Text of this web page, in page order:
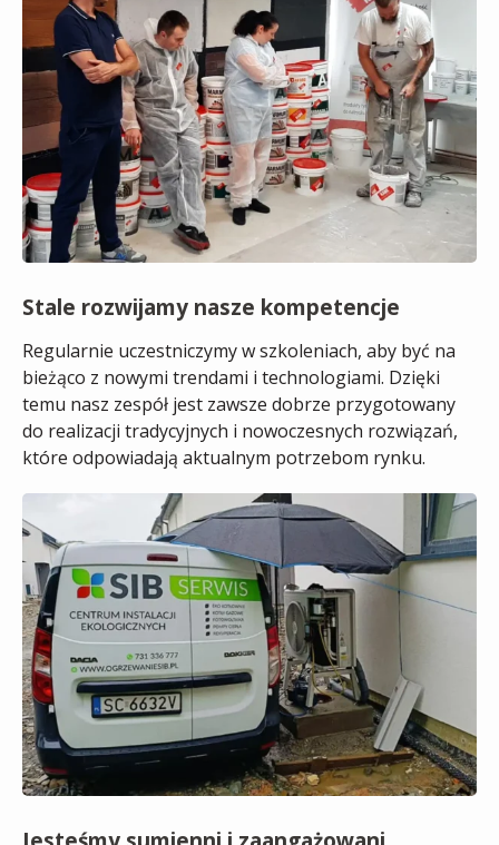
Stale rozwijamy nasze kompetencje
Regularnie uczestniczymy w szkoleniach, aby być na
bieżąco z nowymi trendami i technologiami. Dzięki
temu nasz zespół jest zawsze dobrze przygotowany
do realizacji tradycyjnych i nowoczesnych rozwiązań,
które odpowiadają aktualnym potrzebom rynku.